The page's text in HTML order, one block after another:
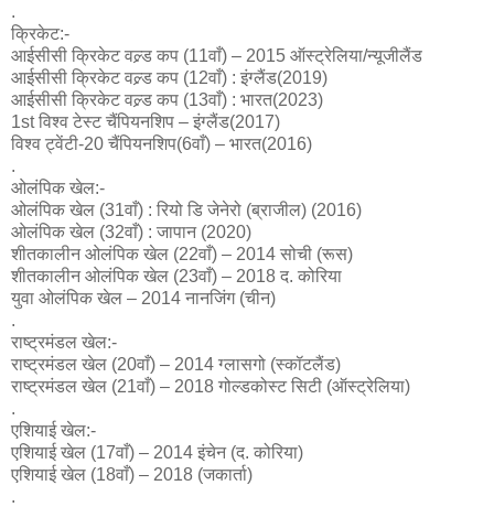
.
क्रिकेट:-
आईसीसी क्रिकेट वल्र्ड कप (11वाँ) – 2015 ऑस्ट्रेलिया/न्यूजीलैंड
आईसीसी क्रिकेट वल्र्ड कप (12वाँ) : इंग्लैंड(2019)
आईसीसी क्रिकेट वल्र्ड कप (13वाँ) : भारत(2023)
1st विश्व टेस्ट चैंपियनशिप – इंग्लैंड(2017)
विश्व ट्वेंटी-20 चैंपियनशिप(6वाँ) – भारत(2016)
.
ओलंपिक खेल:-
ओलंपिक खेल (31वाँ) : रियो डि जेनेरो (ब्राजील) (2016)
ओलंपिक खेल (32वाँ) : जापान (2020)
शीतकालीन ओलंपिक खेल (22वाँ) – 2014 सोची (रूस)
शीतकालीन ओलंपिक खेल (23वाँ) – 2018 द. कोरिया
युवा ओलंपिक खेल – 2014 नानजिंग (चीन)
.
राष्ट्रमंडल खेल:-
राष्ट्रमंडल खेल (20वाँ) – 2014 ग्लासगो (स्कॉटलैंड)
राष्ट्रमंडल खेल (21वाँ) – 2018 गोल्डकोस्ट सिटी (ऑस्ट्रेलिया)
.
एशियाई खेल:-
एशियाई खेल (17वाँ) – 2014 इंचेन (द. कोरिया)
एशियाई खेल (18वाँ) – 2018 (जकार्ता)
.